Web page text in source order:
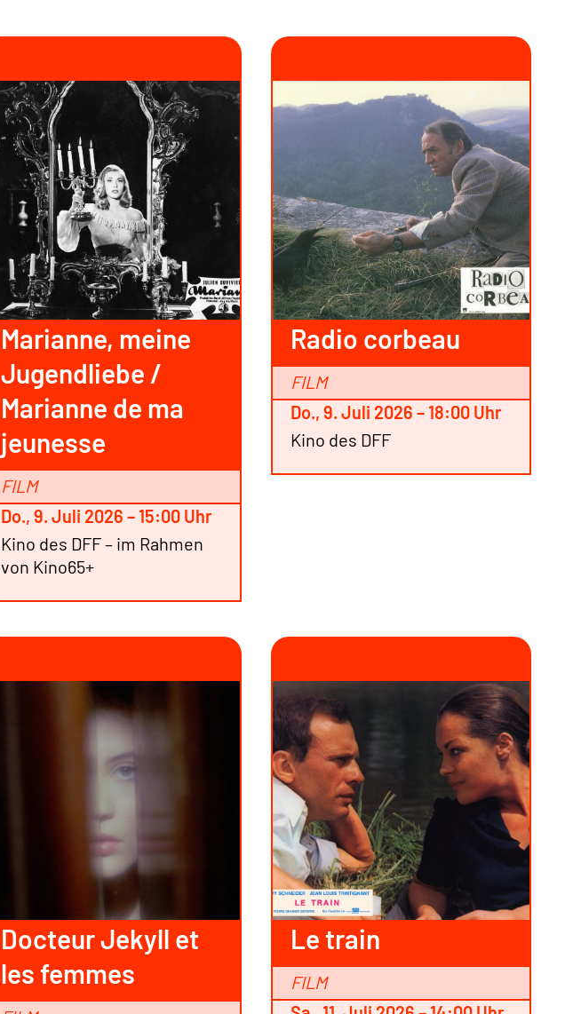
Marianne, meine
Jugendliebe /
Marianne de ma
jeunesse
FILM
Do., 9. Juli 2026 – 15:00 Uhr
Kino des DFF – im Rahmen
von Kino65+
Radio corbeau
FILM
Do., 9. Juli 2026 – 18:00 Uhr
Kino des DFF
Docteur Jekyll et
les femmes
Le train
FILM